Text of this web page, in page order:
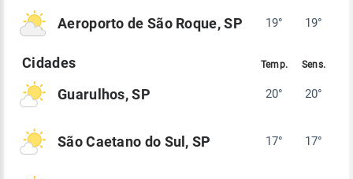
Aeroporto de São Roque, SP 19° 19°
Guarulhos, SP 20° 20°
São Caetano do Sul, SP 17° 17°